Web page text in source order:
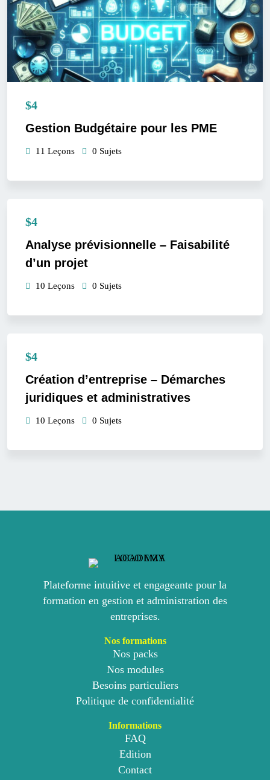
$4
Gestion Budgétaire pour les PME
11 Leçons 0 Sujets
$4
Analyse prévisionnelle – Faisabilité
d’un projet
10 Leçons 0 Sujets
$4
Création d’entreprise – Démarches
juridiques et administratives
10 Leçons 0 Sujets
Plateforme intuitive et engageante pour la
formation en gestion et administration des
entreprises.
Nos formations
Nos packs
Nos modules
Besoins particuliers
Politique de confidentialité
Informations
FAQ
Edition
Contact